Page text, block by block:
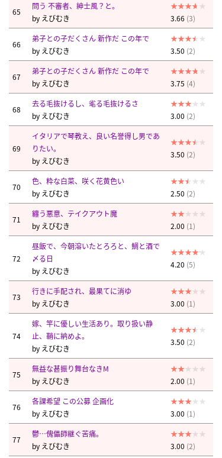
65
問う 不審者、紳士風？と。
by えびむき 3.66 (3)
66
弟子との子だくさん 新作だ この年で
by えびむき 3.50 (2)
67
弟子との子だくさん 新作だ この年で
by えびむき 3.75 (4)
68
去る毛抜けるし、毟る毛抜けるさ
by えびむき 3.00 (2)
69
イタリアで琴教え、良い名誉得し男であ
りたい。
by えびむき
3.50 (2)
70
色、粋な白菜、咲く花黄色い
by えびむき 2.50 (2)
71
纏う悪意、テイクアウト魔
by えびむき 2.00 (1)
72
昼飯で、今朝溶いたとろろと、鯛と酒で
〆る日
by えびむき
4.20 (5)
73
行きに手配され、最果てに消ゆ
by えびむき 3.00 (1)
74
嫁、竿に優しい生活あり。取り扱い静
止、鞘に納めよ。
by えびむき
3.50 (2)
75
無益な甚振り舞台なきM
by えびむき 2.00 (1)
76
各課希望 この公募 企画化
by えびむき 3.00 (1)
77
鬱…傀儡師継ぐ苦痛。
by えびむき 3.00 (2)